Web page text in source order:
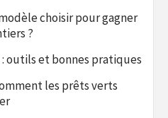
choisir pour gagner
?
outils et bonnes pratiques
les prêts verts